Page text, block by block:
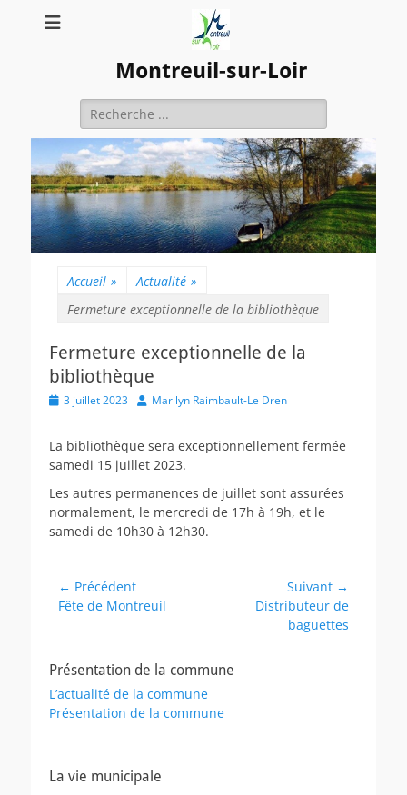
Montreuil-sur-Loir
Rechercher :
Accueil » Actualité »
Fermeture exceptionnelle de la bibliothèque
Fermeture exceptionnelle de la
bibliothèque
Posted3 juillet 2023 AuthorMarilyn Raimbault-Le Dren
La bibliothèque sera exceptionnellement fermée
samedi 15 juillet 2023.
Les autres permanences de juillet sont assurées
normalement, le mercredi de 17h à 19h, et le
samedi de 10h30 à 12h30.
Navigation
de
← Précédent
Article
Fête de Montreuil
Suivant →
Distributeur de
baguettes
Présentation de la commune
L’actualité de la commune
Présentation de la commune
La vie municipale